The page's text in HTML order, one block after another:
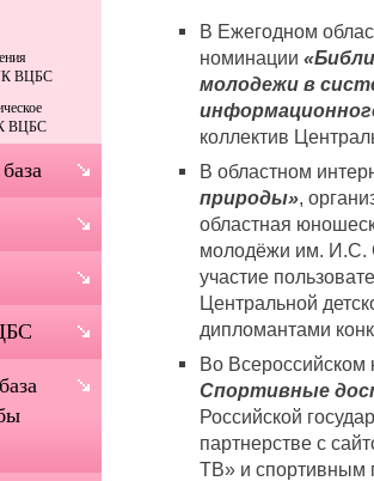
В Ежегодном
номинации
молодежи в
коллектив
В областном
природы» ,
областная
молодёжи им. И.С.
участие
Центральной
дипломантами
Во Всероссийском
Спортивные
Российской
партнерстве с
ТВ» и спортивным
ВЦБС
ВЦБС